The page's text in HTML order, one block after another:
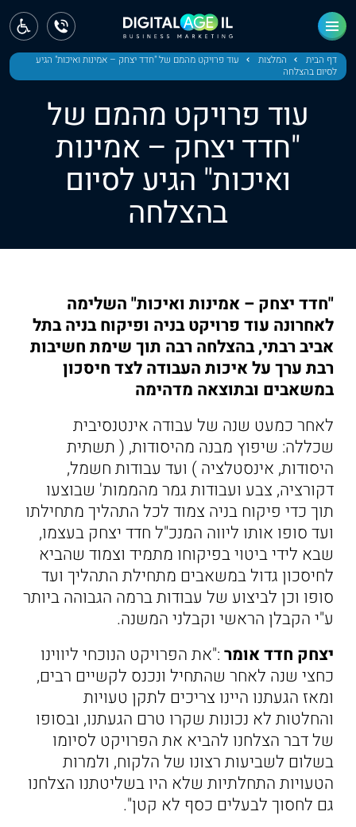
דף הבית המלצות
עוד פרויקט מהמם של "חדד יצחק – אמינות ואיכות" הגיע
לסיום בהצלחה
עוד פרויקט מהמם של
"חדד יצחק – אמינות
ואיכות" הגיע לסיום
בהצלחה
"חדד יצחק – אמינות ואיכות" השלימה
לאחרונה עוד פרויקט בניה ופיקוח בניה בתל
אביב רבתי, בהצלחה רבה תוך שימת חשיבות
רבת ערך על איכות העבודה לצד חיסכון
במשאבים ובתוצאה מדהימה
לאחר כמעט שנה של עבודה אינטנסיבית
שכללה: שיפוץ מבנה מהיסודות, ( תשתית
היסודות, אינסטלציה ) ועד עבודות חשמל,
דקורציה, צבע ועבודות גמר מהממות' שבוצעו
תוך כדי פיקוח בניה צמוד לכל התהליך מתחילתו
ועד סופו אותו ליווה המנכ"ל חדד יצחק בעצמו,
שבא לידי ביטוי בפיקוחו מתמיד וצמוד שהביא
לחיסכון גדול במשאבים מתחילת התהליך ועד
סופו וכן לביצוע של עבודות ברמה הגבוהה ביותר
ע"י הקבלן הראשי וקבלני המשנה.
יצחק חדד אומר:"את הפרויקט הנוכחי ליווינו
כחצי שנה לאחר שהתחיל ונכנס לקשיים רבים,
ומאז הגעתנו היינו צריכים לתקן טעויות
והחלטות לא נכונות שקרו טרם הגעתנו, ובסופו
של דבר הצלחנו להביא את הפרויקט לסיומו
בשלום לשביעות רצונו של הלקוח, ולמרות
הטעויות התחלתיות שלא היו בשליטתנו הצלחנו
גם לחסוך לבעלים כסף לא קטן".
ראשי
חדשות
מחוז חיפה
מחוז מרכז
מחוז דרום